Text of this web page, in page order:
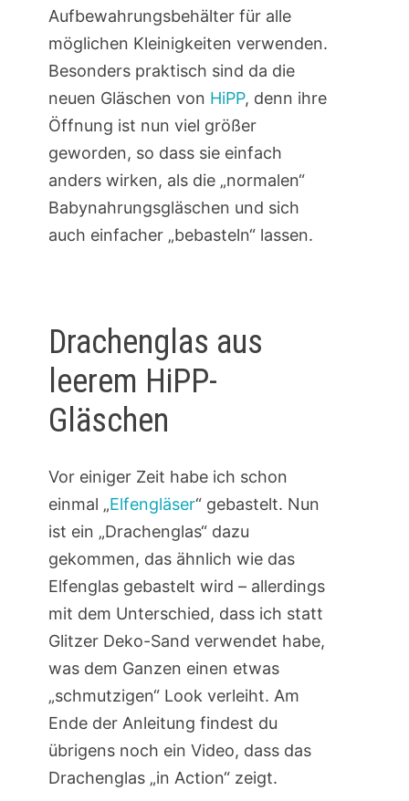
Aufbewahrungsbehälter für alle
möglichen Kleinigkeiten verwenden.
Besonders praktisch sind da die
neuen Gläschen von HiPP, denn ihre
Öffnung ist nun viel größer
geworden, so dass sie einfach
anders wirken, als die „normalen“
Babynahrungsgläschen und sich
auch einfacher „bebasteln“ lassen.
Drachenglas aus
leerem HiPP-
Gläschen
Vor einiger Zeit habe ich schon
einmal „Elfengläser“ gebastelt. Nun
ist ein „Drachenglas“ dazu
gekommen, das ähnlich wie das
Elfenglas gebastelt wird – allerdings
mit dem Unterschied, dass ich statt
Glitzer Deko-Sand verwendet habe,
was dem Ganzen einen etwas
„schmutzigen“ Look verleiht. Am
Ende der Anleitung findest du
übrigens noch ein Video, dass das
Drachenglas „in Action“ zeigt.